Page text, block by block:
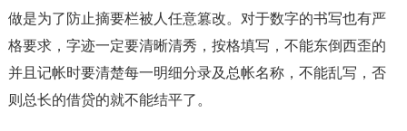
做是为了防止摘要栏被人任意篡改。对于数字的书写也有严
格要求，字迹一定要清晰清秀，按格填写，不能东倒西歪的
并且记帐时要清楚每一明细分录及总帐名称，不能乱写，否
则总长的借贷的就不能结平了。